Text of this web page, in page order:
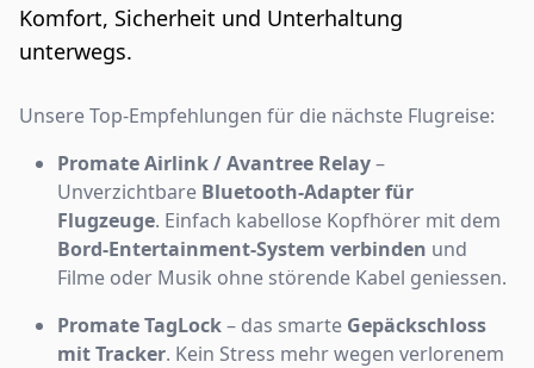
Komfort, Sicherheit und Unterhaltung
unterwegs.
Unsere Top-Empfehlungen für die nächste Flugreise:
Promate Airlink / Avantree Relay–
Unverzichtbare Bluetooth-Adapter für
Flugzeuge. Einfach kabellose Kopfhörer mit dem
Bord-Entertainment-System verbinden und
Filme oder Musik ohne störende Kabel geniessen.
Promate TagLock– das smarte Gepäckschloss
mit Tracker. Kein Stress mehr wegen verlorenem